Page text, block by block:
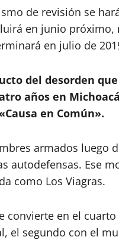
de revisión se
en junio
en julio de
del desorden
años en
en Común».
armados luego
autodefensas. Ese
como Los Viagras.
convierte en el
el segundo con el